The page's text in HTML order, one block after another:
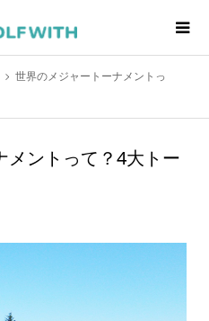
世界のメジャートーナメントっ
メントって？4大トー